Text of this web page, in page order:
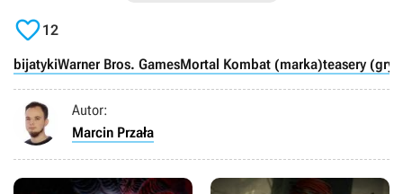
12
bijatykiWarner Bros. GamesMortal Kombat (marka)teasery (gry)
Autor:
Marcin Przała